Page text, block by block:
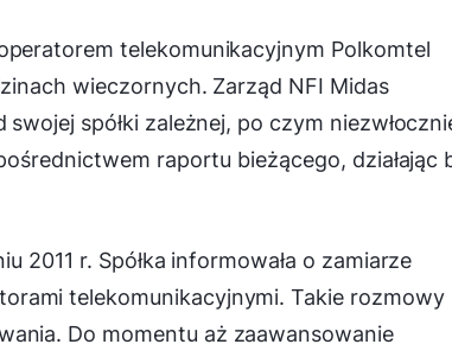
telekomunikacyjnym Polkomtel
wieczornych. Zarząd NFI Midas
spółki zależnej, po czym
raportu bieżącego, działając
2011 r. Spółka informowała o zamiarze
telekomunikacyjnymi. Takie rozmowy
Do momentu aż zaawansowanie